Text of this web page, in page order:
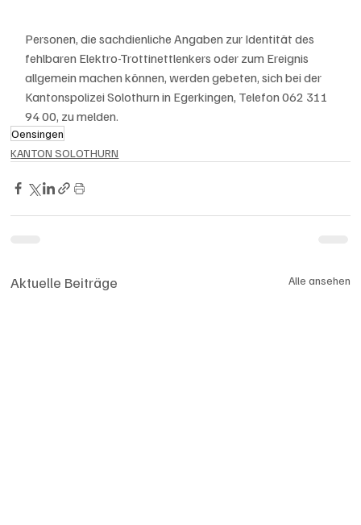
Personen, die sachdienliche Angaben zur Identität des
fehlbaren Elektro-Trottinettlenkers oder zum Ereignis
allgemein machen können, werden gebeten, sich bei der
Kantonspolizei Solothurn in Egerkingen, Telefon 062 311
94 00, zu melden.
Oensingen
KANTON SOLOTHURN
Aktuelle Beiträge Alle ansehen